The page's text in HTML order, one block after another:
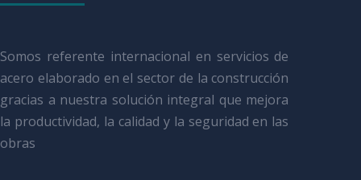
Somos referente internacional en servicios de
acero elaborado en el sector de la construcción
gracias a nuestra solución integral que mejora
la productividad, la calidad y la seguridad en las
obras